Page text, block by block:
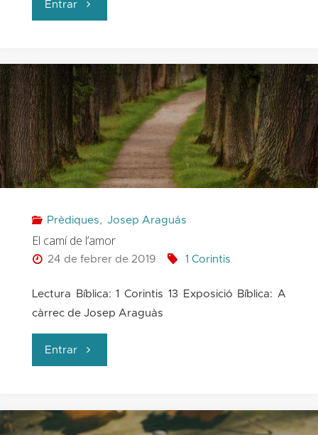
Entrar"Assolint
maduresa
espiritual"
Prèdiques, Josep Araguás
El camí de l’amor
24 de febrer de 2019 1 Corintis
Lectura Bíblica: 1 Corintis 13 Exposició Bíblica: A
càrrec de Josep Araguàs
Entrar"El
de